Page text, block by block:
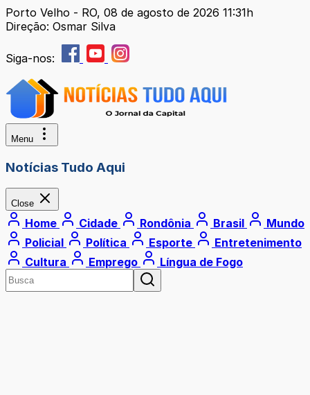
Porto Velho - RO, 08 de agosto de 2026 11:31h
Direção: Osmar Silva
Siga-nos:
Menu
Notícias Tudo Aqui
Close
Home Cidade Rondônia Brasil
Mundo
Policial
Política Esporte
Entretenimento
Cultura
Emprego Língua de Fogo